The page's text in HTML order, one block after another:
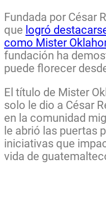
Fundada por César
que logró
como Mister
fundación ha
puede florecer
El título de Mister
solo le dio a César
en la comunidad
le abrió las puertas
iniciativas que
vida de